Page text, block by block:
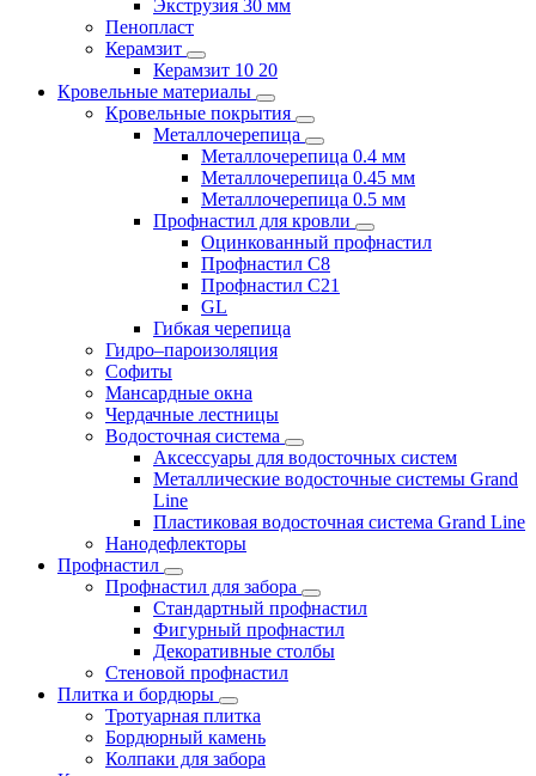
Экструзия 30 мм
Пенопласт
Керамзит
Керамзит 10 20
Кровельные материалы
Кровельные покрытия
Металлочерепица
Металлочерепица 0.4 мм
Металлочерепица 0.45 мм
Металлочерепица 0.5 мм
Профнастил для кровли
Оцинкованный профнастил
Профнастил С8
Профнастил С21
GL
Гибкая черепица
Гидро–пароизоляция
Софиты
Мансардные окна
Чердачные лестницы
Водосточная система
Аксессуары для водосточных систем
Металлические водосточные системы Grand
Line
Пластиковая водосточная система Grand Line
Нанодефлекторы
Профнастил
Профнастил для забора
Стандартный профнастил
Фигурный профнастил
Декоративные столбы
Стеновой профнастил
Плитка и бордюры
Тротуарная плитка
Бордюрный камень
Колпаки для забора